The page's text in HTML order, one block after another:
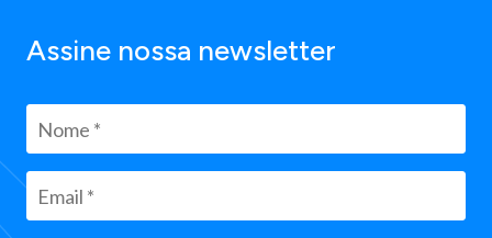
Assine nossa newsletter